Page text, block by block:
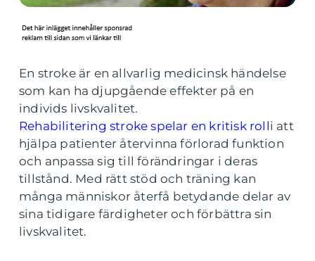
En stroke är en allvarlig medicinsk händelse
som kan ha djupgående effekter på en
individs livskvalitet.
Rehabilitering stroke spelar en kritisk rolli att
hjälpa patienter återvinna förlorad funktion
och anpassa sig till förändringar i deras
tillstånd. Med rätt stöd och träning kan
många människor återfå betydande delar av
sina tidigare färdigheter och förbättra sin
livskvalitet.